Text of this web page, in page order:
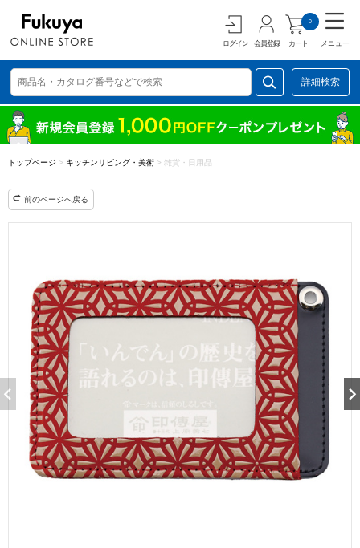
ログイン 会員登録 カート
0
メニュー
詳細検索
トップページ > キッチンリビング・美術 > 雑貨・日用品
前のページへ戻る